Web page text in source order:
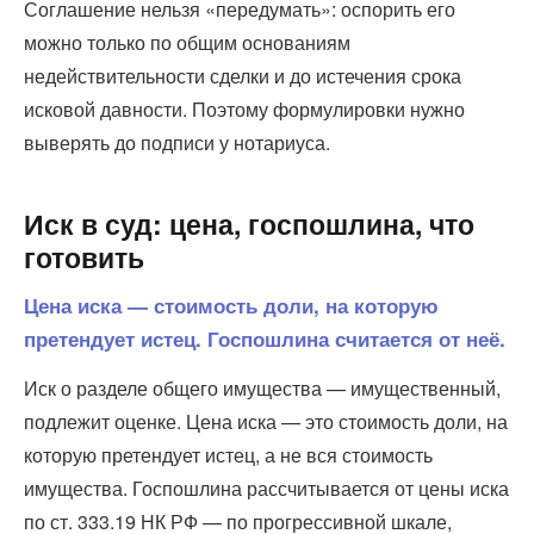
Соглашение нельзя «передумать»: оспорить его
можно только по общим основаниям
недействительности сделки и до истечения срока
исковой давности. Поэтому формулировки нужно
выверять до подписи у нотариуса.
Иск в суд: цена, госпошлина, что
готовить
Цена иска — стоимость доли, на которую
претендует истец. Госпошлина считается от неё.
Иск о разделе общего имущества — имущественный,
подлежит оценке. Цена иска — это стоимость доли, на
которую претендует истец, а не вся стоимость
имущества. Госпошлина рассчитывается от цены иска
по ст. 333.19 НК РФ — по прогрессивной шкале,